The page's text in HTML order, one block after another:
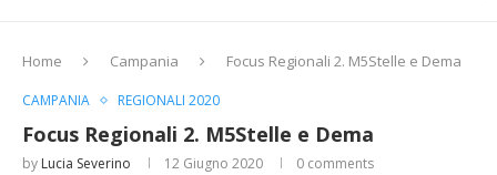
Home Campania Focus Regionali 2. M5Stelle e Dema
CAMPANIA REGIONALI 2020
Focus Regionali 2. M5Stelle e Dema
by Lucia Severino 12 Giugno 2020 0 comments